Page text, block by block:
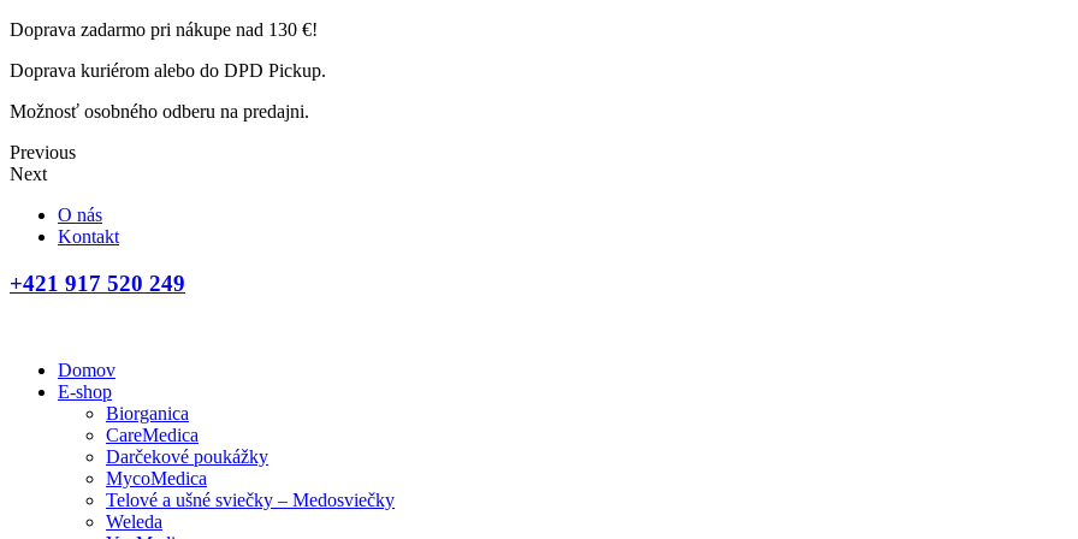
Doprava zadarmo pri nákupe nad 130 €!
Doprava kuriérom alebo do DPD Pickup.
Možnosť osobného odberu na predajni.
Previous
Next
O nás
Kontakt
+421 917 520 249
Domov
E-shop
Biorganica
CareMedica
Darčekové poukážky
MycoMedica
Telové a ušné sviečky – Medosviečky
Weleda